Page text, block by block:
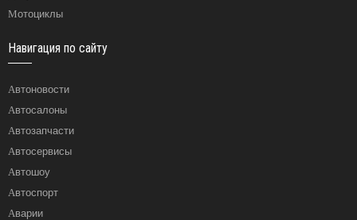
Мотоциклы
Навигация по сайту
Автоновости
Автосалоны
Автозапчасти
Автосервисы
Автошоу
Автоспорт
Аварии